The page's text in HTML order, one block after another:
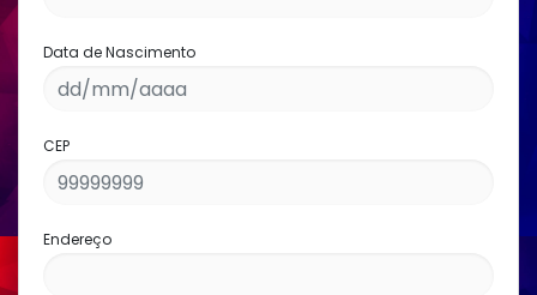
Data de Nascimento
CEP
Endereço